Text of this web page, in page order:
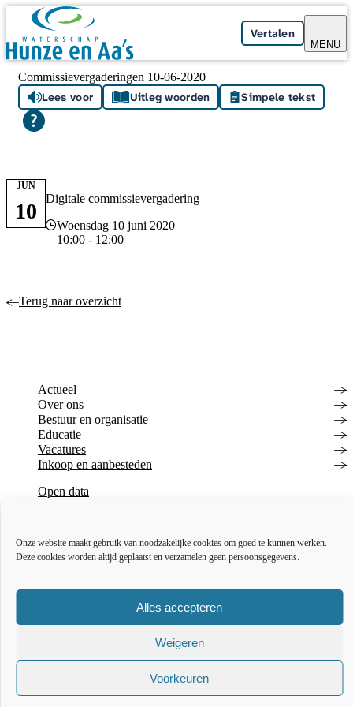
Onze website maakt gebruik van noodzakelijke cookies om goed te kunnen werken.
Deze cookies worden altijd geplaatst en verzamelen geen persoonsgegevens.
Alles accepteren
Weigeren
Voorkeuren
Skip navigation
Vertalen
MENU
Commissievergaderingen 10-06-2020
Lees voor Uitleg woorden Simpele tekst
Digitale commissievergadering
Datum en tijd
Woensdag 10 juni 2020
10:00 - 12:00
JUN
10
Terug naar overzicht
Actueel
Over ons
Bestuur en organisatie
Educatie
Vacatures
Inkoop en aanbesteden
Open data